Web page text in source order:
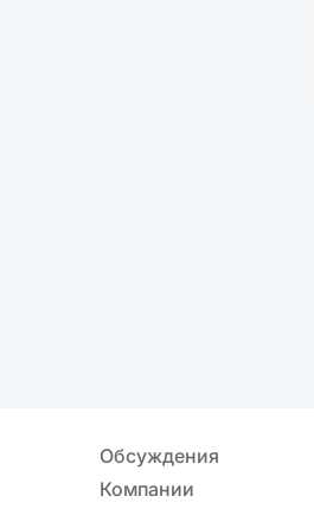
Обсуждения
Компании